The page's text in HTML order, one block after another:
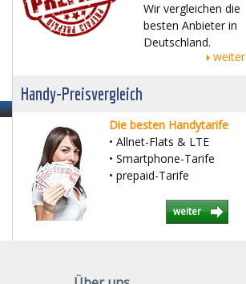
Wir vergleichen die
besten Anbieter in
Deutschland.
weiter
Handy-Preisvergleich
Die besten Handytarife
• Allnet-Flats & LTE
• Smartphone-Tarife
• prepaid-Tarife
weiter